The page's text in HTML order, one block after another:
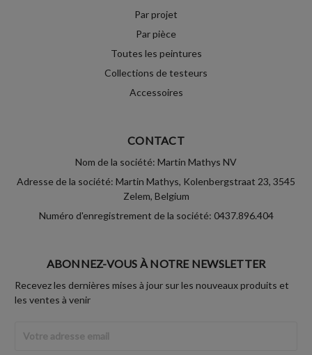
Par projet
Par pièce
Toutes les peintures
Collections de testeurs
Accessoires
CONTACT
Nom de la société: Martin Mathys NV
Adresse de la société: Martin Mathys, Kolenbergstraat 23, 3545
Zelem, Belgium
Numéro d'enregistrement de la société: 0437.896.404
ABONNEZ-VOUS À NOTRE NEWSLETTER
Recevez les dernières mises à jour sur les nouveaux produits et
les ventes à venir
Email